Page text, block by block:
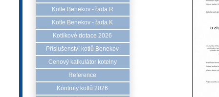
Kotle Benekov - řada R
Kotle Benekov - řada K
Kotlíkové dotace 2026
Příslušenství kotlů Benekov
Cenový kalkulátor kotelny
Reference
Kontroly kotlů 2026